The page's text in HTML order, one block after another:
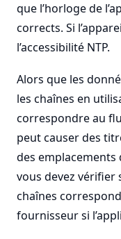
que l’horloge de
corrects. Si
l’accessibilité NTP.
Alors que les
les chaînes en
correspondre au
peut causer des
des emplacements
vous devez vérifier
chaînes
fournisseur si